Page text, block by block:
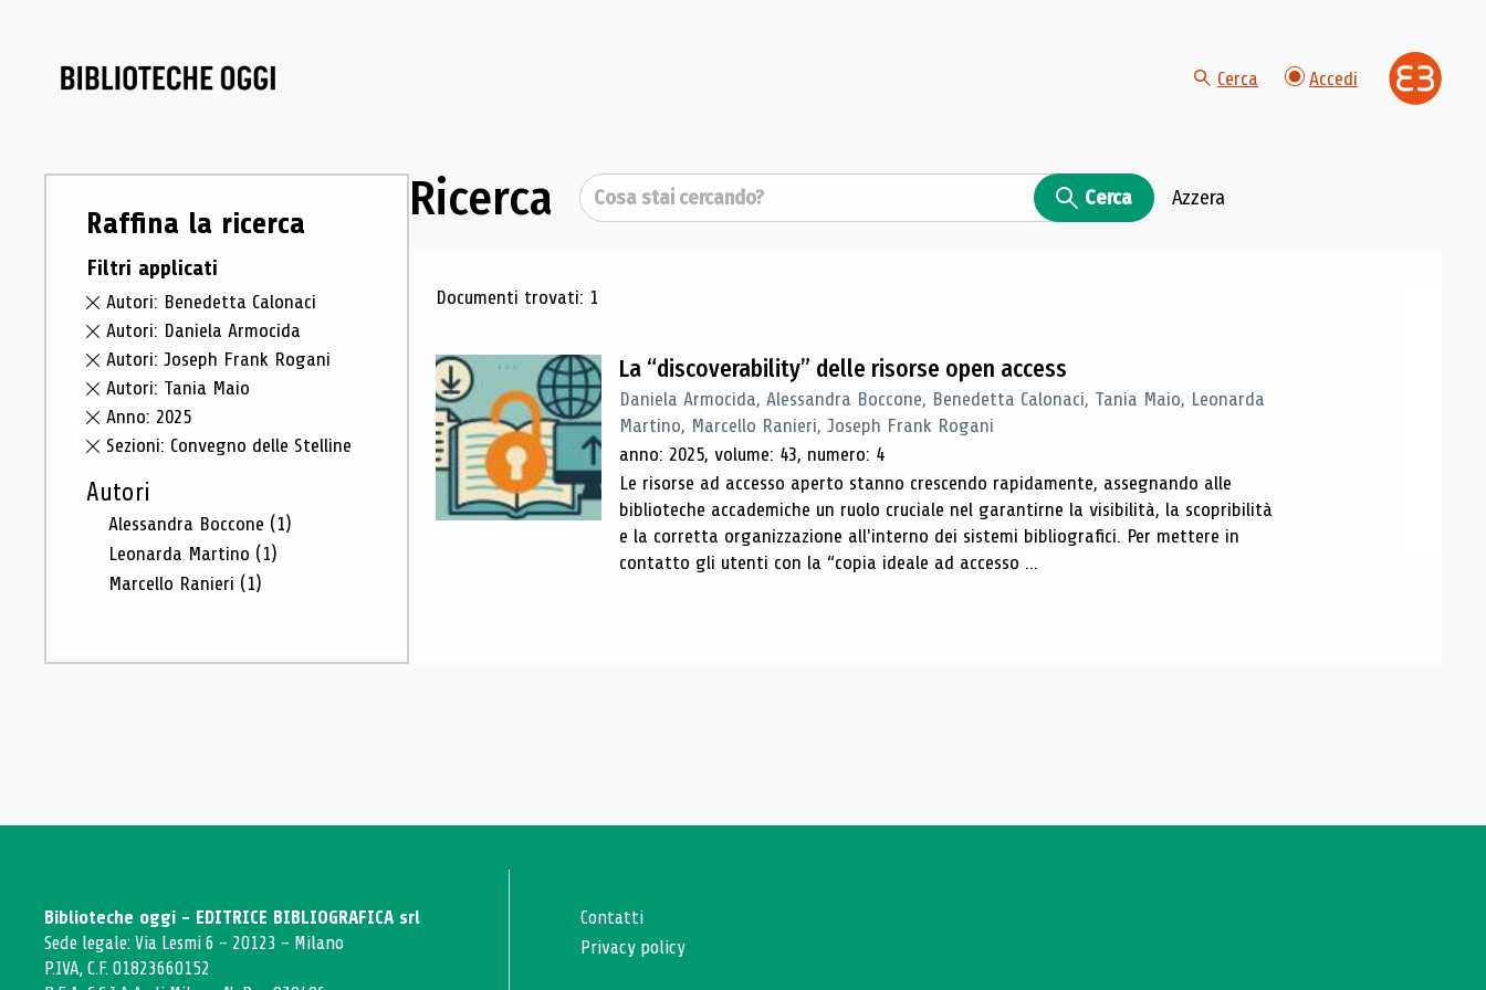
Cerca Accedi
Raffina la ricerca
Filtri applicati
Autori: Benedetta Calonaci
Autori: Daniela Armocida
Autori: Joseph Frank Rogani
Autori: Tania Maio
Anno: 2025
Sezioni: Convegno delle Stelline
Autori
Alessandra Boccone (1)
Leonarda Martino (1)
Marcello Ranieri (1)
Ricerca Cerca Cerca Azzera
Risultati di ricerca
Documenti trovati: 1
La “discoverability” delle risorse open access
Daniela Armocida, Alessandra Boccone, Benedetta Calonaci, Tania Maio, Leonarda
Martino, Marcello Ranieri, Joseph Frank Rogani
anno: 2025, volume: 43, numero: 4
Le risorse ad accesso aperto stanno crescendo rapidamente, assegnando alle
biblioteche accademiche un ruolo cruciale nel garantirne la visibilità, la scopribilità
e la corretta organizzazione all'interno dei sistemi bibliografici. Per mettere in
contatto gli utenti con la “copia ideale ad accesso ...
Biblioteche oggi - EDITRICE BIBLIOGRAFICA srl
Sede legale: Via Lesmi 6 - 20123 - Milano
P.IVA, C.F. 01823660152
Contatti
Privacy policy